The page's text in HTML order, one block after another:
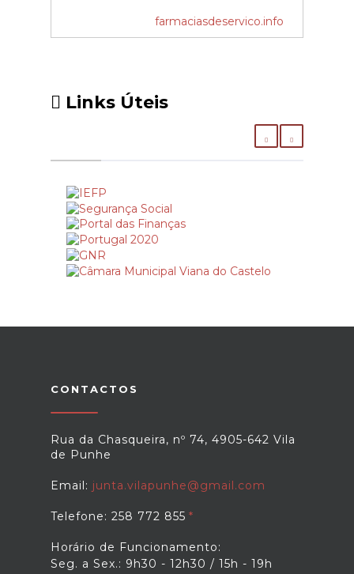
farmaciasdeservico.info
Links Úteis
CONTACTOS
Rua da Chasqueira, nº 74, 4905-642 Vila
de Punhe
Email: junta.vilapunhe@gmail.com
Telefone: 258 772 855
Horário de Funcionamento:
Seg. a Sex.: 9h30 - 12h30 / 15h - 19h